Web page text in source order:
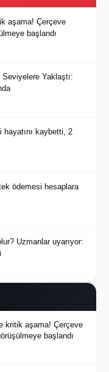
aşama! Çerçeve
başlandı
Yaklaştı:
hayatını kaybetti, 2
ödemesi hesaplara
Uzmanlar uyarıyor:
kritik aşama! Çerçeve
başlandı